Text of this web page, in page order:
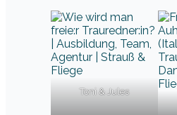
Toni & Jules